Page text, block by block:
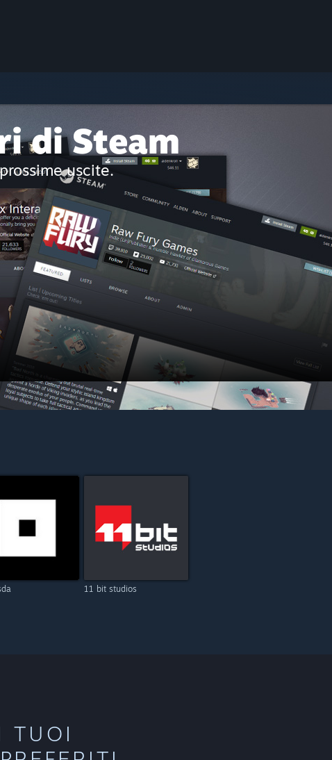
di Steam
uscite.
11 bit studios
TUOI